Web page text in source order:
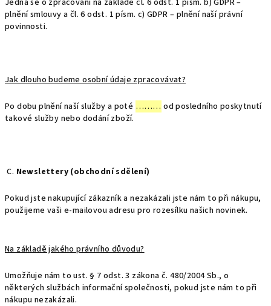
Jedná se o zpracování na základě čl. 6 odst. 1 písm. b) GDPR –
plnění smlouvy a čl. 6 odst. 1 písm. c) GDPR – plnění naší právní
povinnosti.
Jak dlouho budeme osobní údaje zpracovávat?
Po dobu plnění naší služby a poté ……… od posledního poskytnutí
takové služby nebo dodání zboží.
C. Newslettery (obchodní sdělení)
Pokud jste nakupující zákazník a nezakázali jste nám to při nákupu,
použijeme vaši e-mailovou adresu pro rozesílku našich novinek.
Na základě jakého právního důvodu?
Umožňuje nám to ust. § 7 odst. 3 zákona č. 480/2004 Sb., o
některých službách informační společnosti, pokud jste nám to při
nákupu nezakázali.